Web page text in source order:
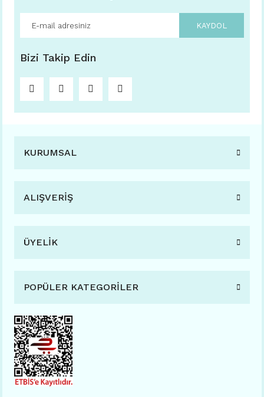
KAYDOL
Bizi Takip Edin
KURUMSAL
ALIŞVERİŞ
ÜYELİK
POPÜLER KATEGORİLER